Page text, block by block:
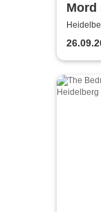
Mord
Krimi